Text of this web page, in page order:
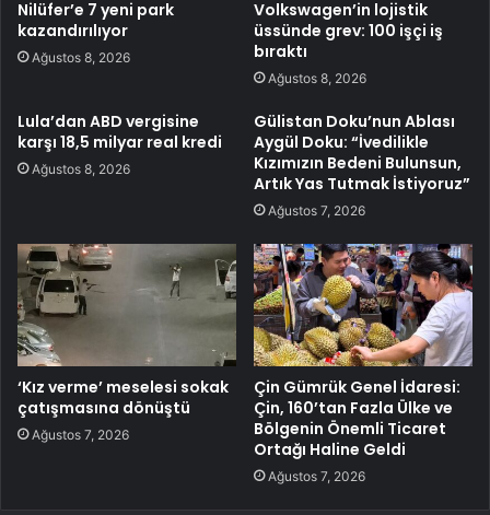
Nilüfer’e 7 yeni park
kazandırılıyor
Ağustos 8, 2026
Volkswagen’in lojistik
üssünde grev: 100 işçi iş
bıraktı
Ağustos 8, 2026
Lula’dan ABD vergisine
karşı 18,5 milyar real kredi
Ağustos 8, 2026
Gülistan Doku’nun Ablası
Aygül Doku: “İvedilikle
Kızımızın Bedeni Bulunsun,
Artık Yas Tutmak İstiyoruz”
Ağustos 7, 2026
‘Kız verme’ meselesi sokak
çatışmasına dönüştü
Ağustos 7, 2026
Çin Gümrük Genel İdaresi:
Çin, 160’tan Fazla Ülke ve
Bölgenin Önemli Ticaret
Ortağı Haline Geldi
Ağustos 7, 2026